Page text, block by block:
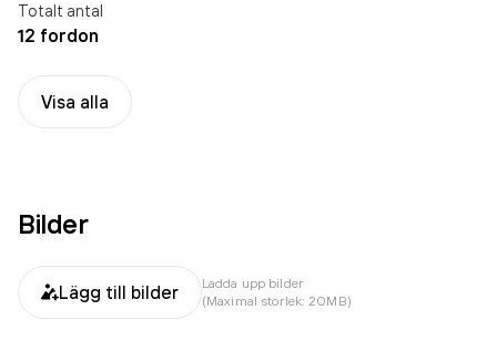
Totalt antal
12 fordon
Visa alla
Bilder
Lägg till bilder
Ladda upp bilder
(Maximal storlek: 20MB)